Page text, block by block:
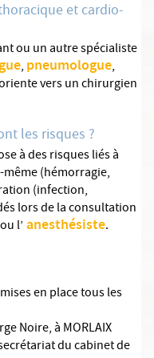
et cardio-
ou un autre spécialiste
, pneumologue,
vers un chirurgien
les risques ?
à des risques liés à
même (hémorragie,
(infection,
lors de la consultation
l’ anesthésiste.
en place tous les
Noire, à MORLAIX
du cabinet de